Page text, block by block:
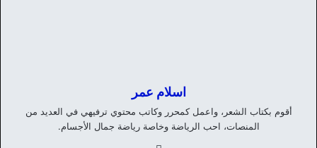
اسلام عمر
أقوم بكتاب الشعر، واعمل كمحرر وكاتب محتوي ترفيهي في العديد من
المنصات، احب الرياضة وخاصة رياضة جمال الأجسام.